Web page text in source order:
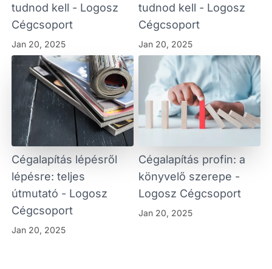
tudnod kell - Logosz
Cégcsoport
Jan 20, 2025
tudnod kell - Logosz
Cégcsoport
Jan 20, 2025
Cégalapítás lépésről
lépésre: teljes
útmutató - Logosz
Cégcsoport
Jan 20, 2025
Cégalapítás profin: a
könyvelő szerepe -
Logosz Cégcsoport
Jan 20, 2025